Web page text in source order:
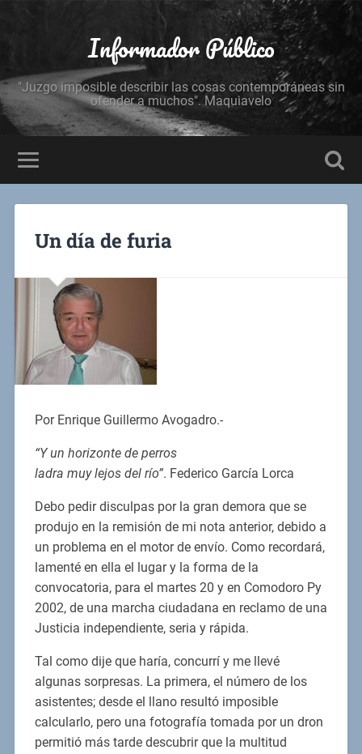
Informador Público
"Juzgo imposible describir las cosas contemporáneas sin
ofender a muchos". Maquiavelo
Un día de furia
Por Enrique Guillermo Avogadro.-
“Y un horizonte de perros
ladra muy lejos del río”. Federico García Lorca
Debo pedir disculpas por la gran demora que se
produjo en la remisión de mi nota anterior, debido a
un problema en el motor de envío. Como recordará,
lamenté en ella el lugar y la forma de la
convocatoria, para el martes 20 y en Comodoro Py
2002, de una marcha ciudadana en reclamo de una
Justicia independiente, seria y rápida.
Tal como dije que haría, concurrí y me llevé
algunas sorpresas. La primera, el número de los
asistentes; desde el llano resultó imposible
calcularlo, pero una fotografía tomada por un dron
permitió más tarde descubrir que la multitud